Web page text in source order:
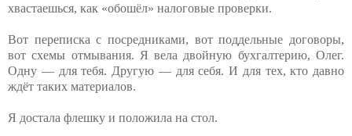
хвастаешься, как «обошёл» налоговые проверки.
Вот переписка с посредниками, вот поддельные договоры,
вот схемы отмывания. Я вела двойную бухгалтерию, Олег.
Одну — для тебя. Другую — для себя. И для тех, кто давно
ждёт таких материалов.
Я достала флешку и положила на стол.